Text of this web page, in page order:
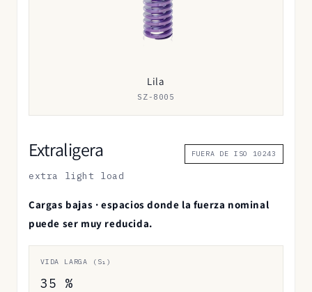
Lila
SZ-8005
Extraligera FUERA DE ISO 10243
extra light load
Cargas bajas · espacios donde la fuerza nominal
puede ser muy reducida.
VIDA LARGA (S₁)
35 %